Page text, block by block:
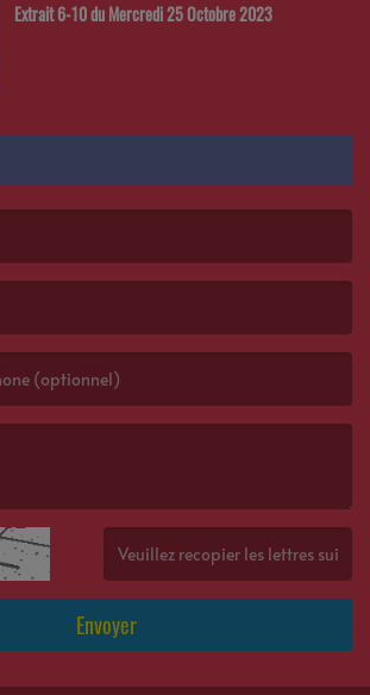
Extrait 6-10 du Mercredi 25 Octobre 2023
Envoyer